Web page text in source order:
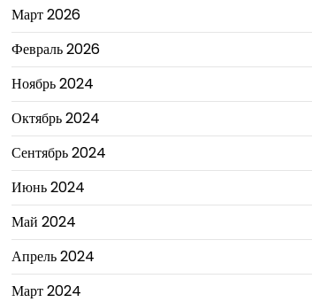
Март 2026
Февраль 2026
Ноябрь 2024
Октябрь 2024
Сентябрь 2024
Июнь 2024
Май 2024
Апрель 2024
Март 2024